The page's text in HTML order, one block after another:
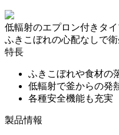
低輻射のエプロン付きタイ
ふきこぼれの心配なしで衛
特長
ふきこぼれや食材の
低輻射で釜からの発
各種安全機能も充実
製品情報